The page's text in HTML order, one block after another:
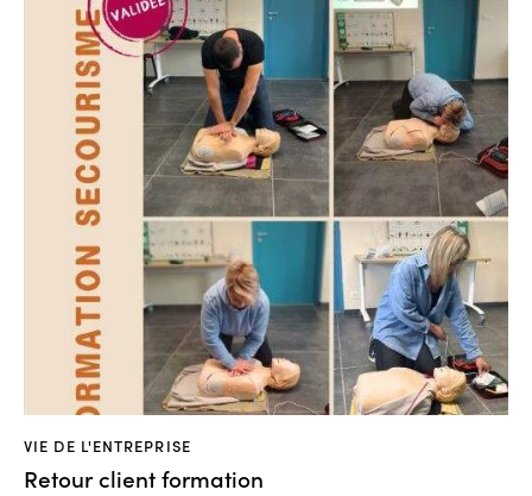
VIE DE L'ENTREPRISE
Retour client formation